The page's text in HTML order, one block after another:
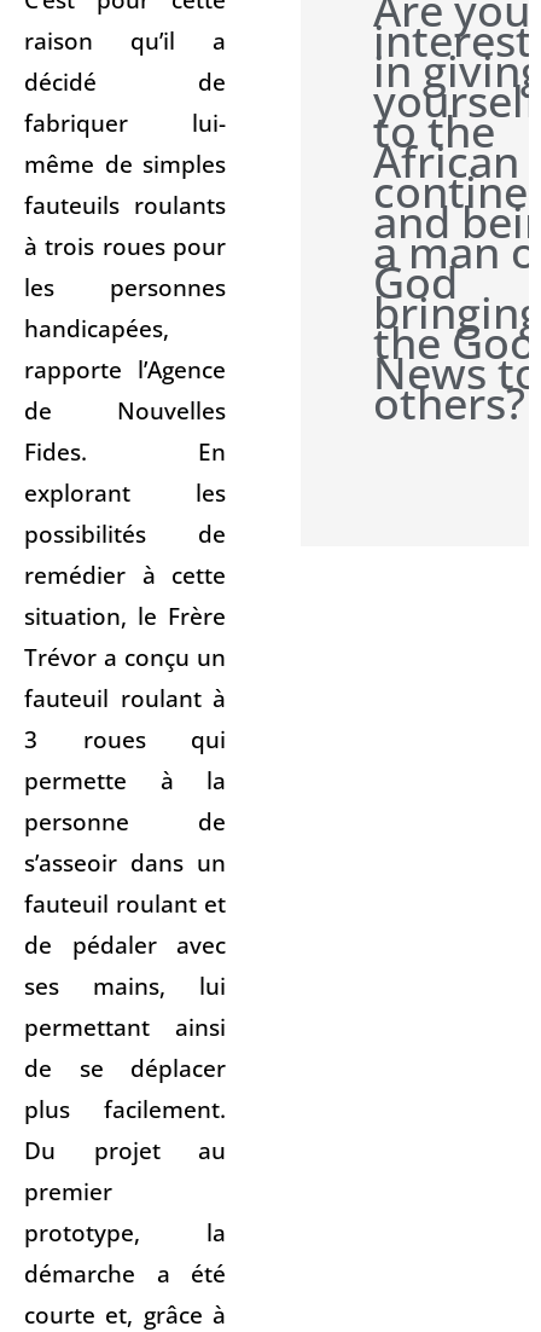
raison qu’il a
décidé de
fabriquer lui-
même de simples
fauteuils roulants
à trois roues pour
les personnes
handicapées,
rapporte l’Agence
de Nouvelles
Fides. En
explorant les
possibilités de
remédier à cette
situation, le Frère
Trévor a conçu un
fauteuil roulant à
3 roues qui
permette à la
personne de
s’asseoir dans un
fauteuil roulant et
de pédaler avec
ses mains, lui
permettant ainsi
de se déplacer
plus facilement.
Du projet au
premier
prototype, la
démarche a été
courte et, grâce à
in
yourself
to the
African
and
a man
God
the
News to
others?